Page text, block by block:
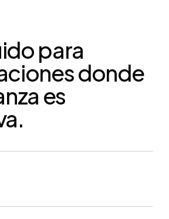
para
donde
es